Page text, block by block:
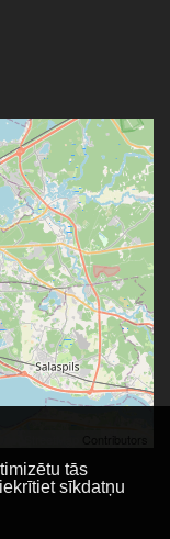
tās
sīkdatņu